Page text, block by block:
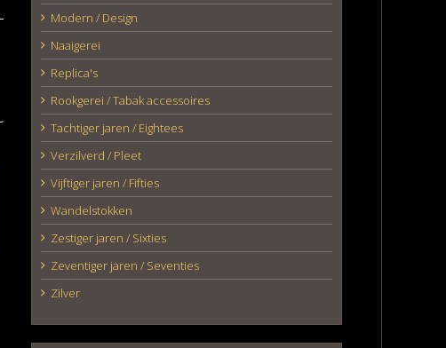
Modern / Design
Naaigerei
Replica's
Rookgerei / Tabak accessoires
Tachtiger jaren / Eightees
Verzilverd / Pleet
Vijftiger jaren / Fifties
Wandelstokken
Zestiger jaren / Sixties
Zeventiger jaren / Seventies
Zilver